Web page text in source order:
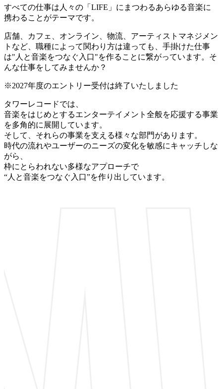
すべての仕事は人々の「LIFE」にまつわるあらゆる音楽に
携わることがテーマです。
店舗、カフェ、オンライン、物流、アーティストマネジメン
トなど、職種によって関わり方は違っても、手掛けた仕事
は"人と音楽をつなぐ入口"を作ることに繋がっています。そ
んな仕事をしてみませんか？
※2027年度のエントリー受付は終了いたしました
タワーレコードでは、
音楽をはじめとするエンターテイメント全般を応援する事業
を多角的に展開しています。
そして、それらの事業を支える様々な部門があります。
時代の流れやユーザーのニーズの変化を敏感にキャッチしな
がら、
枠にとらわれない多様なアプローチで
“人と音楽をつなぐ入口”を作り出しています。